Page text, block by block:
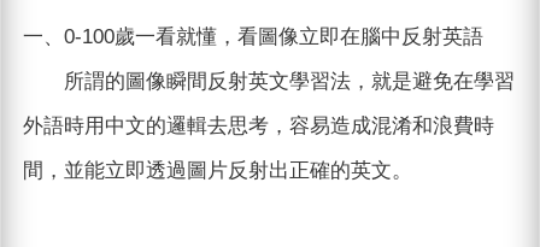
一、0-100歲一看就懂，看圖像立即在腦中反射英語
所謂的圖像瞬間反射英文學習法，就是避免在學習
外語時用中文的邏輯去思考，容易造成混淆和浪費時
間，並能立即透過圖片反射出正確的英文。